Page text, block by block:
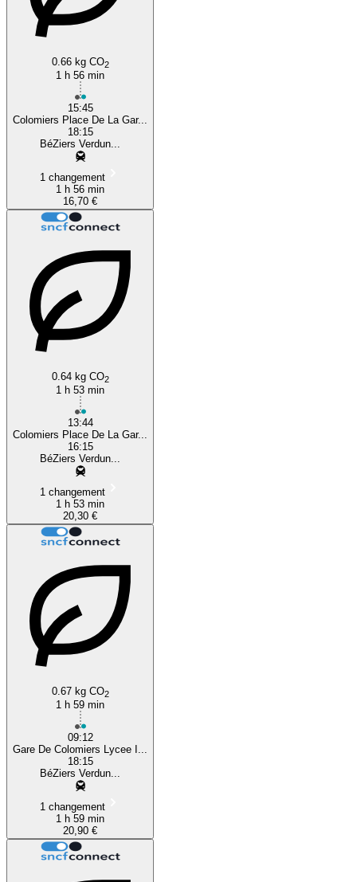
0.66 kg CO2
1 h 56 min
15:45
Colomiers Place De La Gar...
18:15
BéZiers Verdun...
1 changement
1 h 56 min
16,70 €
0.64 kg CO2
1 h 53 min
13:44
Colomiers Place De La Gar...
16:15
BéZiers Verdun...
1 changement
1 h 53 min
20,30 €
0.67 kg CO2
1 h 59 min
09:12
Gare De Colomiers Lycee I...
18:15
BéZiers Verdun...
1 changement
1 h 59 min
20,90 €